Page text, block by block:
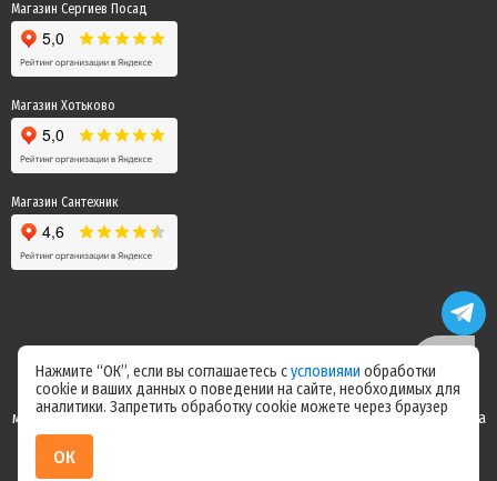
Магазин Сергиев Посад
Магазин Хотьково
Магазин Сантехник
Цены на сайте не являются офертой! Актуальные цены уточняйте у
менеджера после оформления заказа! Спасибо за понимание! Команда
Нажмите “ОК”, если вы соглашаетесь сусловиями обработки
cookie и ваших данных о поведении на сайте, необходимых для
аналитики. Запретить обработку cookie можете через браузер
ОК